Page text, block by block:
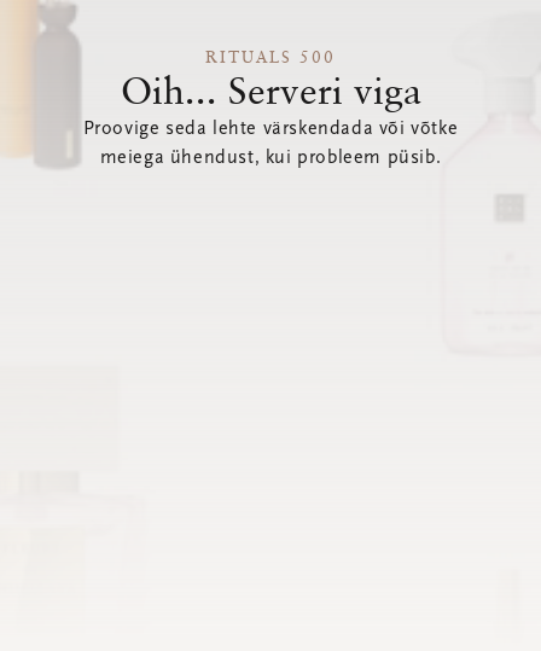
RITUALS 500
Oih... Serveri viga
Proovige seda lehte värskendada või võtke
meiega ühendust, kui probleem püsib.